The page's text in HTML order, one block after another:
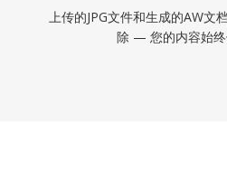
上传的JPG文件和生成的AW文
除 — 您的内容始终